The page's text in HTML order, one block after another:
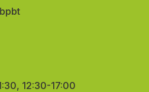
12:30-17:00